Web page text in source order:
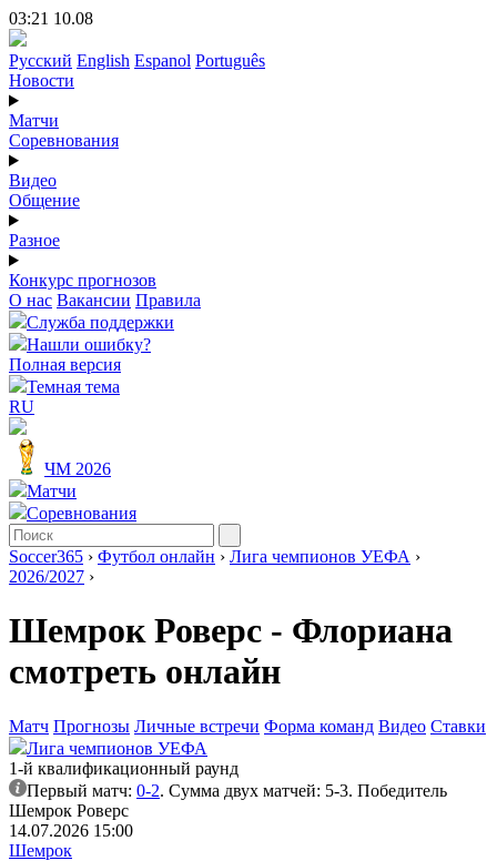
03:21 10.08
Русский English Espanol Português
Новости
Матчи
Соревнования
Видео
Общение
Разное
Конкурс прогнозов
О нас Вакансии Правила
Служба поддержки
Нашли ошибку?
Полная версия
Темная тема
RU
ЧМ 2026
Матчи
Соревнования
Soccer365 › Футбол онлайн › Лига чемпионов УЕФА ›
2026/2027 ›
Шемрок Роверс - Флориана
смотреть онлайн
Матч Прогнозы Личные встречи Форма команд Видео Ставки
Лига чемпионов УЕФА
1-й квалификационный раунд
Первый матч: 0-2. Сумма двух матчей: 5-3. Победитель
Шемрок Роверс
14.07.2026 15:00
Шемрок